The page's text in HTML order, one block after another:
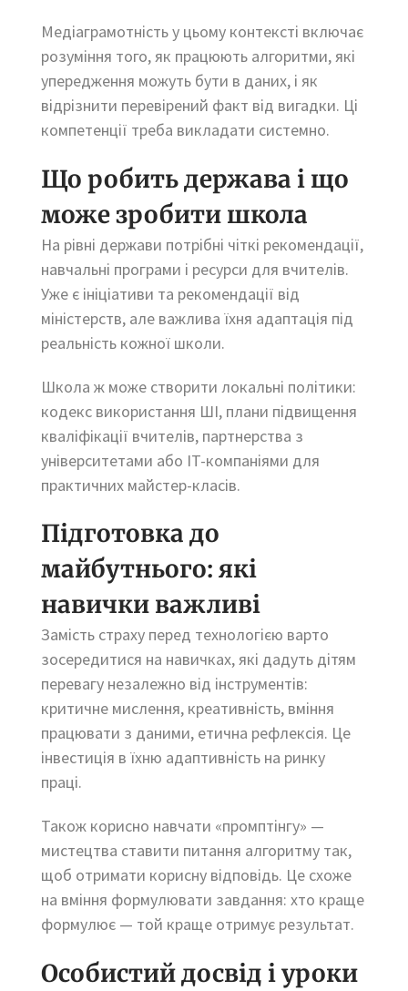
Медіаграмотність у цьому контексті включає
розуміння того, як працюють алгоритми, які
упередження можуть бути в даних, і як
відрізнити перевірений факт від вигадки. Ці
компетенції треба викладати системно.
Що робить держава і що
може зробити школа
На рівні держави потрібні чіткі рекомендації,
навчальні програми і ресурси для вчителів.
Уже є ініціативи та рекомендації від
міністерств, але важлива їхня адаптація під
реальність кожної школи.
Школа ж може створити локальні політики:
кодекс використання ШІ, плани підвищення
кваліфікації вчителів, партнерства з
університетами або IT-компаніями для
практичних майстер-класів.
Підготовка до
майбутнього: які
навички важливі
Замість страху перед технологією варто
зосередитися на навичках, які дадуть дітям
перевагу незалежно від інструментів:
критичне мислення, креативність, вміння
працювати з даними, етична рефлексія. Це
інвестиція в їхню адаптивність на ринку
праці.
Також корисно навчати «промптінгу» —
мистецтва ставити питання алгоритму так,
щоб отримати корисну відповідь. Це схоже
на вміння формулювати завдання: хто краще
формулює — той краще отримує результат.
Особистий досвід і уроки